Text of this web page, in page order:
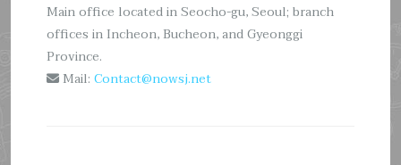
Main office located in Seocho-gu, Seoul; branch
offices in Incheon, Bucheon, and Gyeonggi
Province.
Mail: Contact@nowsj.net